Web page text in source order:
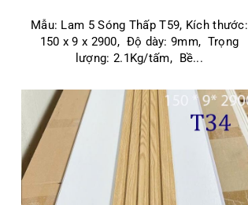
Mẫu: Lam 5 Sóng Thấp T59, Kích thước:
150 x 9 x 2900, Độ dày: 9mm, Trọng
lượng: 2.1Kg/tấm, Bề...